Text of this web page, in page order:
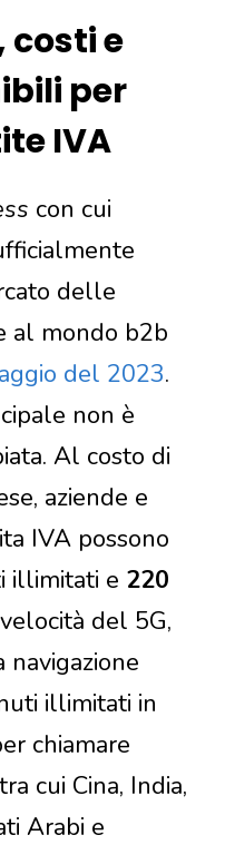
costi e
per
IVA
con cui
delle
al mondo b2b
del 2023.
non è
Al costo di
aziende e
IVA possono
illimitati e 220
del 5G,
navigazione
illimitati in
chiamare
cui Cina, India,
Arabi e